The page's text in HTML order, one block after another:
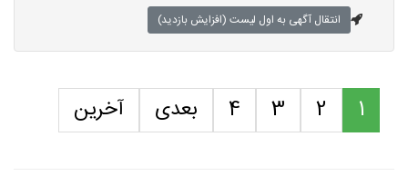
انتقال آگهی به اول لیست (افزایش بازدید)
1
2
3
4 بعدی آخرین